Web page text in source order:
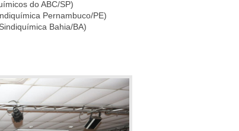
do ABC/SP)
Pernambuco/PE)
Bahia/BA)